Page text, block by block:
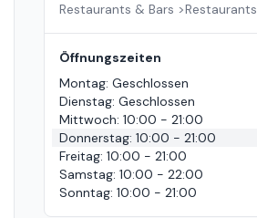
Restaurants & Bars >Restaurants
Öffnungszeiten
Montag: Geschlossen
Dienstag: Geschlossen
Mittwoch: 10:00 - 21:00
Donnerstag: 10:00 - 21:00
Freitag: 10:00 - 21:00
Samstag: 10:00 - 22:00
Sonntag: 10:00 - 21:00